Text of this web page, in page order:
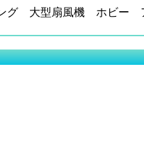
大型扇風機 ホビー ア